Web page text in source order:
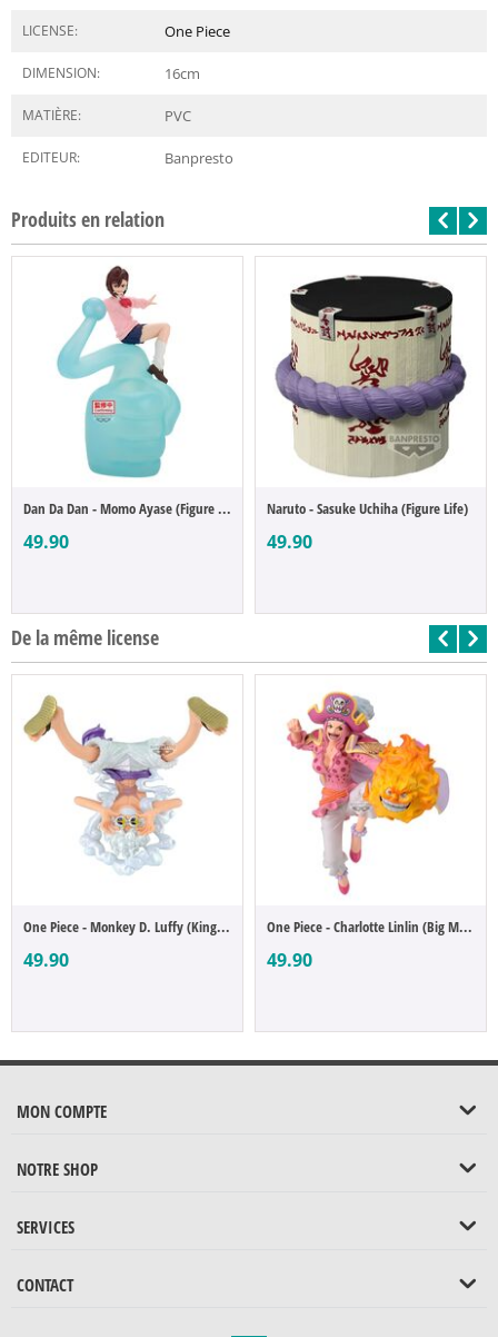
LICENSE: One Piece
DIMENSION: 16cm
MATIÈRE: PVC
EDITEUR: Banpresto
Produits en relation
Dan Da Dan - Momo Ayase (Figure Life)
49.90
Naruto - Sasuke Uchiha (Figure Life)
49.90
De la même license
One Piece - Monkey D. Luffy (King of Artist)
49.90
One Piece - Charlotte Linlin (Big Mom) (B...
49.90
MON COMPTE
NOTRE SHOP
SERVICES
CONTACT